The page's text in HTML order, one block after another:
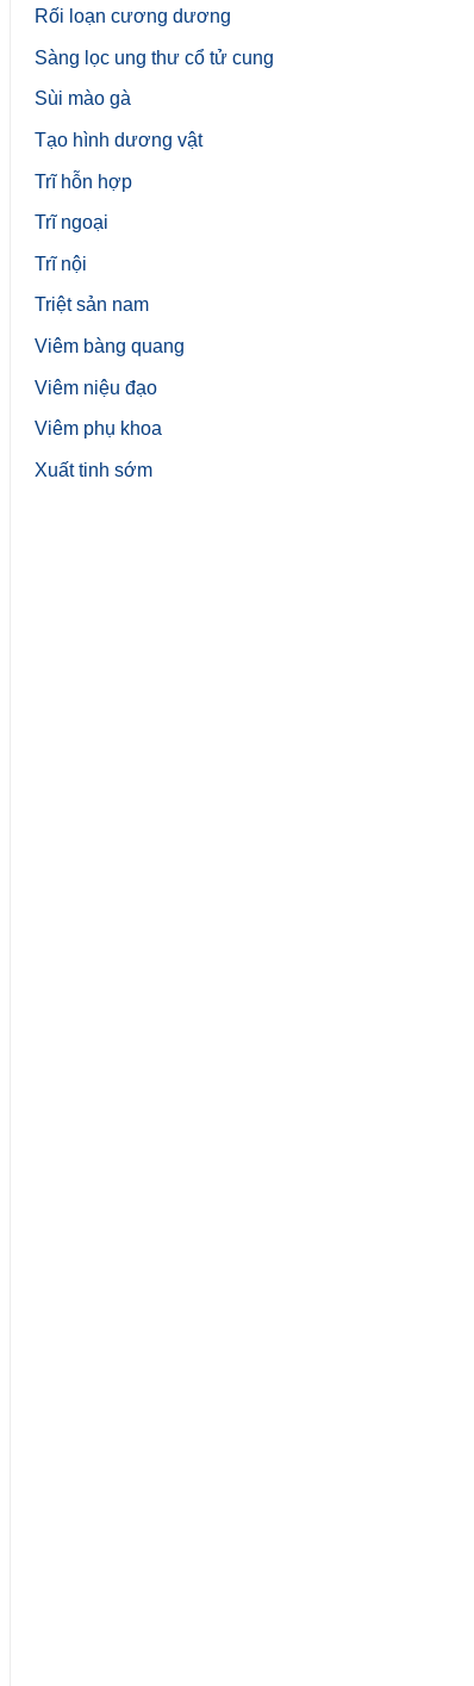
Rối loạn cương dương
Sàng lọc ung thư cổ tử cung
Sùi mào gà
Tạo hình dương vật
Trĩ hỗn hợp
Trĩ ngoại
Trĩ nội
Triệt sản nam
Viêm bàng quang
Viêm niệu đạo
Viêm phụ khoa
Xuất tinh sớm